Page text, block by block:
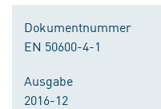
Dokumentnummer
EN 50600-4-1
Ausgabe
2016-12